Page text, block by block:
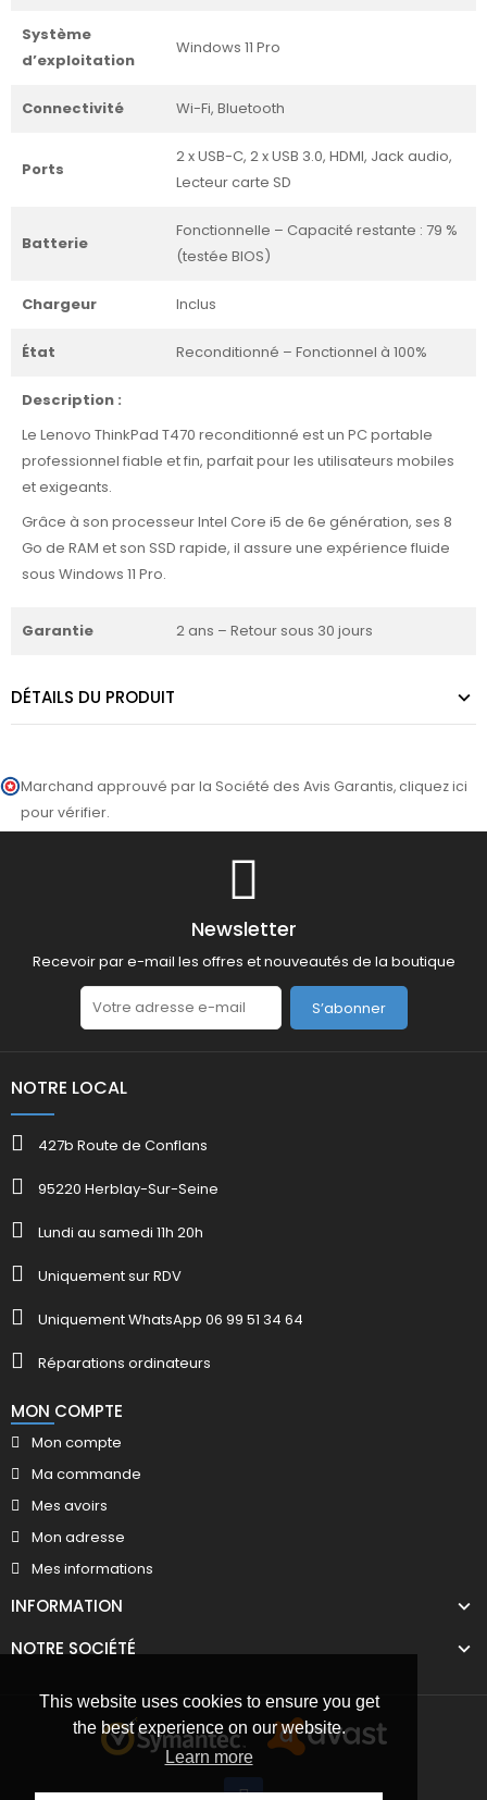
This website uses cookies to ensure you get
the best experience on our website.
Learn more
Système
d’exploitation
Windows 11 Pro
Connectivité Wi-Fi, Bluetooth
Ports
2 x USB-C, 2 x USB 3.0, HDMI, Jack audio,
Lecteur carte SD
Batterie
Fonctionnelle – Capacité restante : 79 %
(testée BIOS)
Chargeur Inclus
État Reconditionné – Fonctionnel à 100%
Description :
Le Lenovo ThinkPad T470 reconditionné est un PC portable
professionnel fiable et fin, parfait pour les utilisateurs mobiles
et exigeants.
Grâce à son processeur Intel Core i5 de 6e génération, ses 8
Go de RAM et son SSD rapide, il assure une expérience fluide
sous Windows 11 Pro.
Garantie 2 ans – Retour sous 30 jours
DÉTAILS DU PRODUIT
Marchand approuvé par la Société des Avis Garantis, cliquez ici
pour vérifier.
Newsletter
Recevoir par e-mail les offres et nouveautés de la boutique
S’abonner
NOTRE LOCAL
427b Route de Conflans
95220 Herblay-Sur-Seine
Lundi au samedi 11h 20h
Uniquement sur RDV
Uniquement WhatsApp 06 99 51 34 64
Réparations ordinateurs
MON COMPTE
Mon compte
Ma commande
Mes avoirs
Mon adresse
Mes informations
INFORMATION
NOTRE SOCIÉTÉ